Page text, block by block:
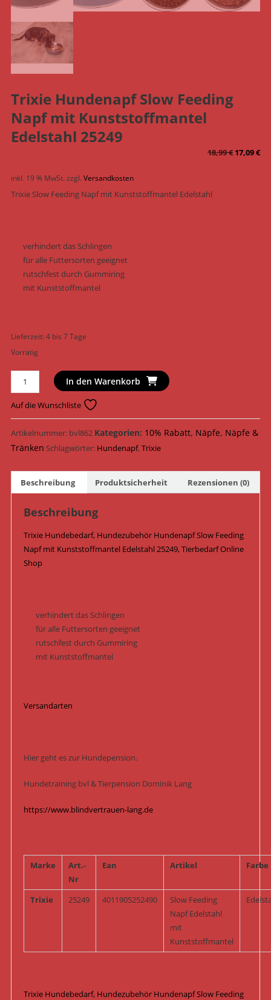
Trixie Hundenapf Slow Feeding
Napf mit Kunststoffmantel
Edelstahl 25249
18,99€ 17,09€
inkl. 19 % MwSt.zzgl.Versandkosten
Trixie Slow Feeding Napf mit Kunststoffmantel Edelstahl
verhindert das Schlingen
für alle Futtersorten geeignet
rutschfest durch Gummiring
mit Kunststoffmantel
Lieferzeit:4 bis 7 Tage
Vorrätig
Trixie
Hundenapf
Slow
Feeding
Napf
mit
Edelstahl
25249
In den Warenkorb
Auf die Wunschliste
Artikelnummer: bvl862 Kategorien: 10% Rabatt, Näpfe, Näpfe &
Tränken Schlagwörter: Hundenapf,Trixie
Beschreibung Produktsicherheit Rezensionen (0)
Beschreibung
Trixie Hundebedarf, Hundezubehör Hundenapf Slow Feeding
Napf mit Kunststoffmantel Edelstahl25249, Tierbedarf Online
Shop
verhindert das Schlingen
für alle Futtersorten geeignet
rutschfest durch Gummiring
mit Kunststoffmantel
Versandarten
Hier geht es zur Hundepension.
Hundetraining bvl & Tierpension Dominik Lang
https://www.blindvertrauen-lang.de
Marke
Art.-
Nr
Ean Artikel Farbe
Trixie 25249 4011905252490
Slow Feeding
Napf Edelstahl
mit
Kunststoffmantel
Trixie Hundebedarf, Hundezubehör Hundenapf Slow Feeding